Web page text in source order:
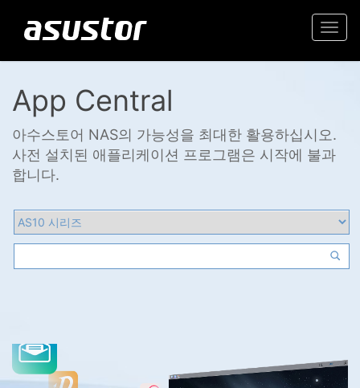
App Central
아수스토어 NAS의 가능성을 최대한 활용하십시오.
사전 설치된 애플리케이션 프로그램은 시작에 불과
합니다.